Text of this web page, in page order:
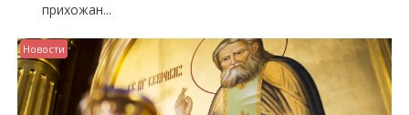
прихожан...
Новости